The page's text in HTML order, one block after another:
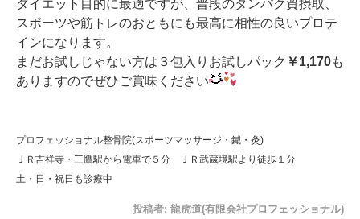
ダイエット目的に最適ですが、普段のタンパク質摂取、
スポーツや筋トレのおともにも最高に相性の良いプロテ
インになります。
まだお試しじゃない方は３包入りお試しパック ￥1,170も
ありますのでぜひご賞味ください
プロフェッショナル整骨院(スポーツマッサージ・鍼・灸)
ＪＲ吉祥寺・三鷹駅から電車で５分 ＪＲ武蔵境駅より徒歩１分
土・日・祝日も診療中
投稿者: 龍虎道(有限会社プロフェッショナル)